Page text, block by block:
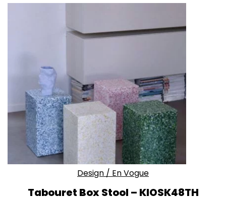
Design / En Vogue
Tabouret Box Stool – KIOSK48TH